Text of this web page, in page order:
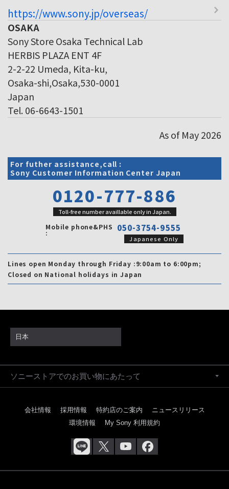
https://www.sony.jp/overseas/
OSAKA
Sony Store Osaka Technical Lab
HERBIS PLAZA ENT 4F
2-2-22 Umeda, Kita-ku,
Osaka-shi,Osaka,530-0001
Japan
Tel. 06-6643-1501
As of May 2026
For futher assistance,call :
Sony Customer Information Center Japan
0120-777-886
Toll-free number availlable only in Japan.
Mobile phone&PHS
: 050-3754-9555
Japanese Only
Lines open Monday through Friday :9:00am to 6:00pm;
Closed on National holidays in Japan
日本
ソニーストアでのお買い物にあたって
会社情報 採用情報 特約店のご案内
ニュースリリース
環境情報
My Sony 利用規約